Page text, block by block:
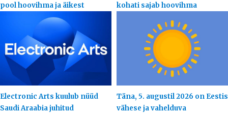
pool hoovihma ja äikest
kohati sajab hoovihma
Electronic Arts kuulub nüüd
Saudi Araabia juhitud
Täna, 5. augustil 2026 on Eestis
vähese ja vahelduva